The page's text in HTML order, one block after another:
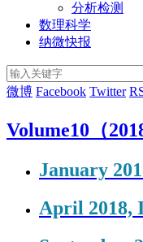
分析检测
数理科学
纳微快报
微博 Facebook Twitter
Volume10（
January
April 2018,